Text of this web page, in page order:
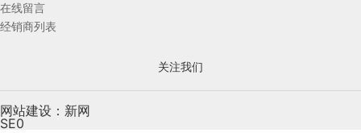
在线留言
经销商列表
关注我们
网站建设：新网
SE0